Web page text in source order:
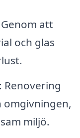
att
och glas
omgivningen,
miljö.